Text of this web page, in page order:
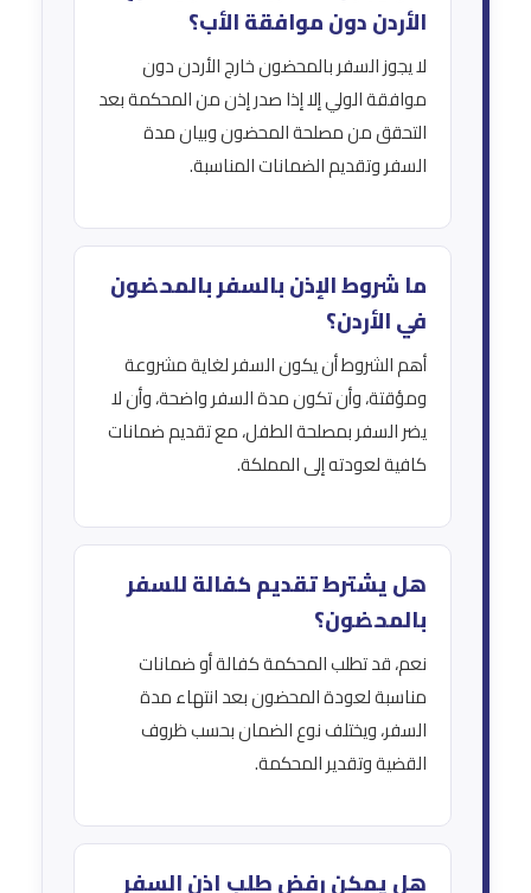
الأردن دون موافقة الأب؟
لا يجوز السفر بالمحضون خارج الأردن دون
موافقة الولي إلا إذا صدر إذن من المحكمة بعد
التحقق من مصلحة المحضون وبيان مدة
السفر وتقديم الضمانات المناسبة.
ما شروط الإذن بالسفر بالمحضون
في الأردن؟
أهم الشروط أن يكون السفر لغاية مشروعة
ومؤقتة، وأن تكون مدة السفر واضحة، وأن لا
يضر السفر بمصلحة الطفل، مع تقديم ضمانات
كافية لعودته إلى المملكة.
هل يشترط تقديم كفالة للسفر
بالمحضون؟
نعم، قد تطلب المحكمة كفالة أو ضمانات
مناسبة لعودة المحضون بعد انتهاء مدة
السفر، ويختلف نوع الضمان بحسب ظروف
القضية وتقدير المحكمة.
هل يمكن رفض طلب إذن السفر